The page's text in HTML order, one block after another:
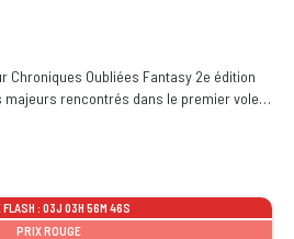
Chroniques Oubliées Fantasy 2e édition
rencontrés dans le premier volet
des Déesses.
: 03J 03H 56M 46S
PRIX ROUGE